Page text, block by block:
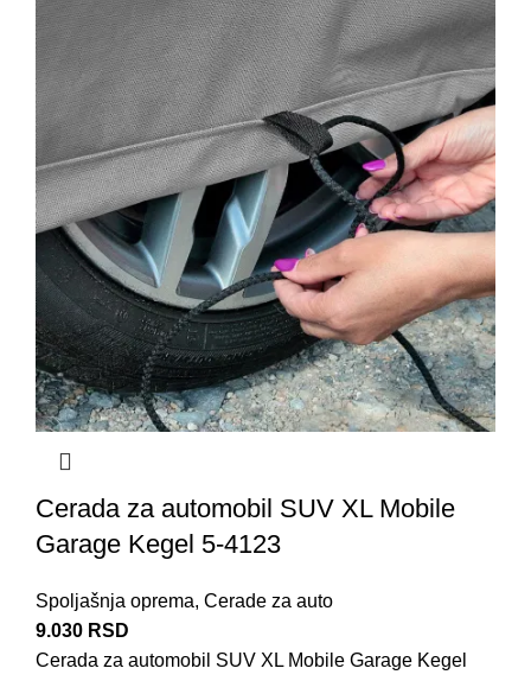
Cerada za automobil SUV XL Mobile
Garage Kegel 5-4123
Spoljašnja oprema, Cerade za auto
9.030 RSD
Cerada za automobil SUV XL Mobile Garage Kegel